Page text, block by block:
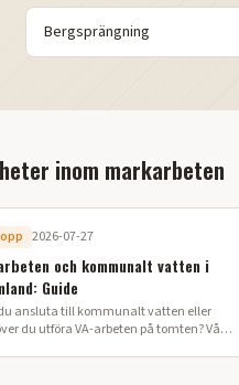
Bergsprängning
inom markarbeten
2026-07-27
och kommunalt vatten i
Guide
ansluta till kommunalt vatten eller
du utföra VA-arbeten på tomten? Vår